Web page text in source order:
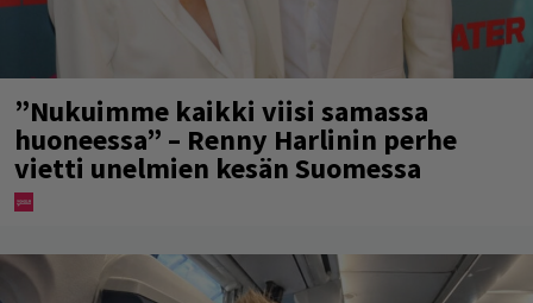
”Nukuimme kaikki viisi samassa
huoneessa” – Renny Harlinin perhe
vietti unelmien kesän Suomessa